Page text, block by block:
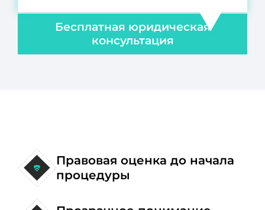
Бесплатная юридическая
консультация
Правовая оценка до начала
процедуры